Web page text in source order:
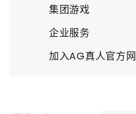
集团游戏
企业服务
加入AG真人官方网